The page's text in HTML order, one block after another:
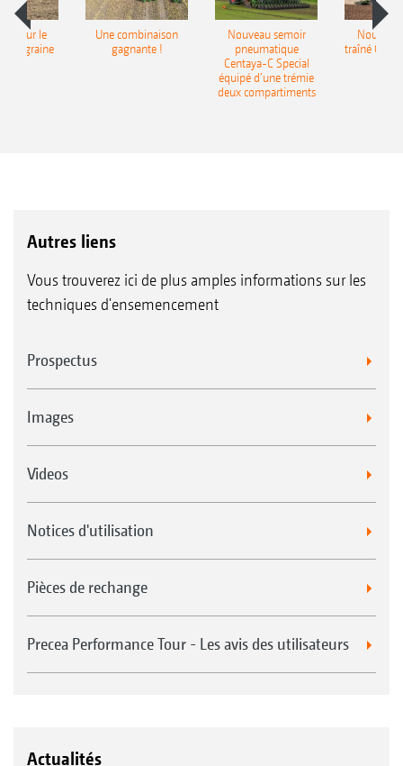
pour le
Une combinaison
gagnante !
Nouveau semoir
pneumatique
Centaya-C Special
équipé d’une trémie
deux compartiments
traîné
Autres liens
Vous trouverez ici de plus amples informations sur les
techniques d'ensemencement
Prospectus
Images
Videos
Notices d'utilisation
Pièces de rechange
Precea Performance Tour - Les avis des utilisateurs
Actualités